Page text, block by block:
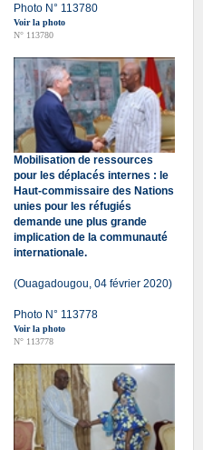
Photo N° 113780
Voir la photo
N° 113780
Mobilisation de ressources
pour les déplacés internes : le
Haut-commissaire des Nations
unies pour les réfugiés
demande une plus grande
implication de la communauté
internationale.
(Ouagadougou, 04 février 2020)
Photo N° 113778
Voir la photo
N° 113778